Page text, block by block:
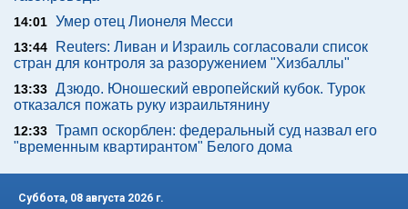
14:01 Умер отец Лионеля Месси
13:44
Reuters: Ливан и Израиль согласовали список
стран для контроля за разоружением "Хизбаллы"
13:33 Дзюдо. Юношеский европейский кубок. Турок
отказался пожать руку израильтянину
12:33 Трамп оскорблен: федеральный суд назвал его
"временным квартирантом" Белого дома
Суббота, 08 августа 2026 г.